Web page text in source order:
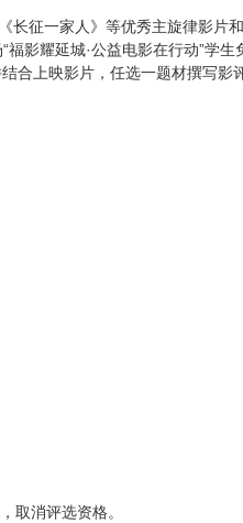
征一家人》等优秀主旋律影片
影耀延城·公益电影在行动”学
合上映影片，任选一题材撰写影
消评选资格。